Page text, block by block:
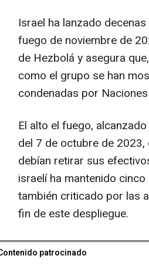
Israel ha lanzado
fuego de noviembre de
de Hezbolá y asegura
como el grupo se han
condenadas por
El alto el fuego,
del 7 de octubre de
debían retirar sus
israelí ha mantenido
también criticado por las
fin de este despliegue.
patrocinado